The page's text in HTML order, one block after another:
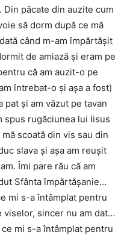
păcate din auzite cum
să dorm după ce mă
când m-am împărtășit
de amiază și eram pe
că am auzit-o pe
întrebat-o și așa a fost)
pat și am văzut pe tavan
spus rugăciunea lui Iisus
scoată din vis sau din
slava și așa am reușit
Îmi pare rău că am
Sfânta împărtășanie…
mi s-a întâmplat pentru
viselor, sincer nu am dat…
mi s-a întâmplat pentru